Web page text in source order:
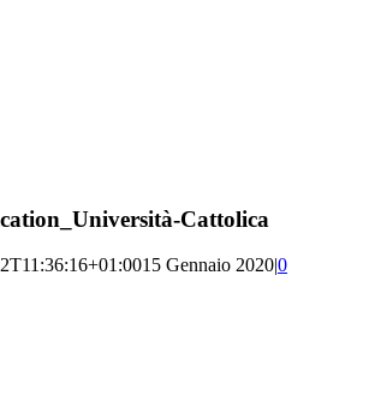
Cattolica
15 Gennaio 2020|0